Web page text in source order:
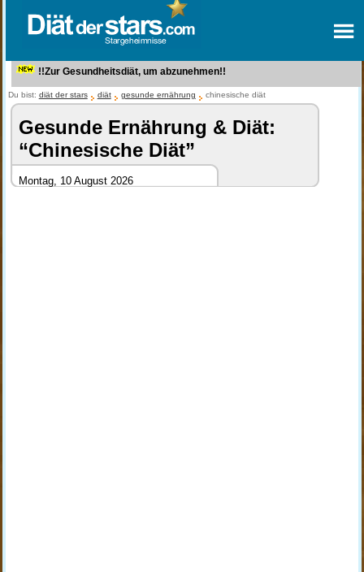
!!Zur Gesundheitsdiät, um abzunehmen!!
Du bist: diät der stars diät gesunde ernährung chinesische diät
Gesunde Ernährung & Diät:
“Chinesische Diät”
Montag, 10 August 2026